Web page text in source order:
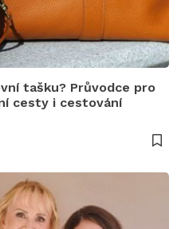
tašku? Průvodce pro
cesty i cestování